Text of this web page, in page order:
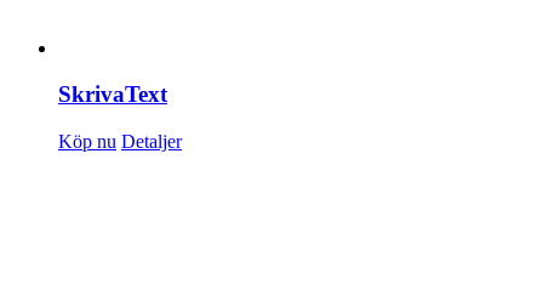
SkrivaText
Köp nu Detaljer